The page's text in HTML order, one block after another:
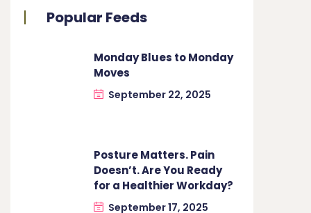
Popular Feeds
Monday Blues to Monday
Moves
September 22, 2025
Posture Matters. Pain
Doesn’t. Are You Ready
for a Healthier Workday?
September 17, 2025